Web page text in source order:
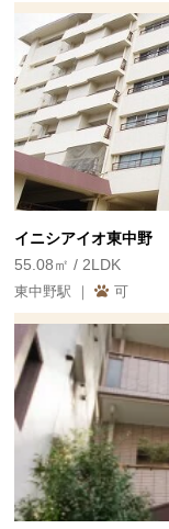
イニシアイオ東中野
55.08㎡ / 2LDK
東中野駅 ｜ 可